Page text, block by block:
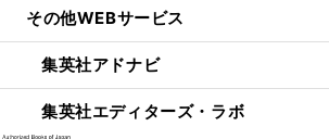
その他WEBサービス
集英社アドナビ
集英社エディターズ・ラボ